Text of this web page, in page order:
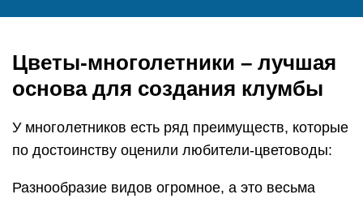
Цветы-многолетники – лучшая
основа для создания клумбы
У многолетников есть ряд преимуществ, которые
по достоинству оценили любители-цветоводы:
Разнообразие видов огромное, а это весьма